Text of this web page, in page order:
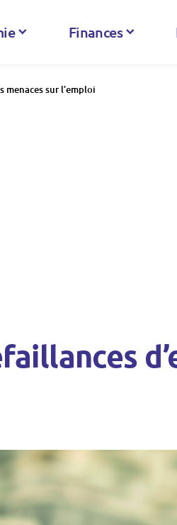
Finances
sur l’emploi